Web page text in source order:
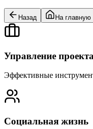
Назад На главную
Управление
Эффективные
Социальная жизнь